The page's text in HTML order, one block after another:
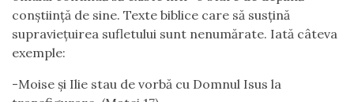
conștiință de sine. Texte biblice care să susțină
supraviețuirea sufletului sunt nenumărate. Iată câteva
exemple:
-Moise și Ilie stau de vorbă cu Domnul Isus la